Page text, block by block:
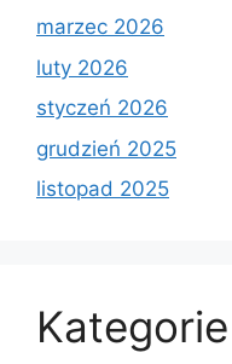
marzec 2026
luty 2026
styczeń 2026
grudzień 2025
listopad 2025
Kategorie